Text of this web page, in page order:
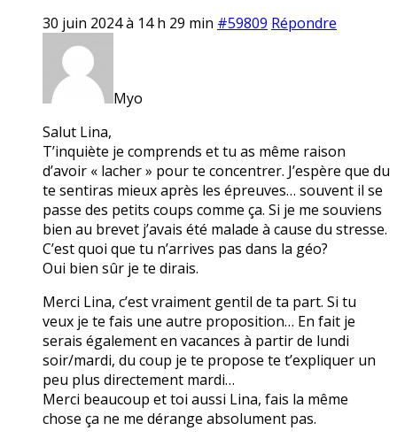
30 juin 2024 à 14 h 29 min #59809 Répondre
Myo
Salut Lina,
T’inquiète je comprends et tu as même raison
d’avoir « lacher » pour te concentrer. J’espère que du
te sentiras mieux après les épreuves… souvent il se
passe des petits coups comme ça. Si je me souviens
bien au brevet j’avais été malade à cause du stresse.
C’est quoi que tu n’arrives pas dans la géo?
Oui bien sûr je te dirais.
Merci Lina, c’est vraiment gentil de ta part. Si tu
veux je te fais une autre proposition… En fait je
serais également en vacances à partir de lundi
soir/mardi, du coup je te propose te t’expliquer un
peu plus directement mardi…
Merci beaucoup et toi aussi Lina, fais la même
chose ça ne me dérange absolument pas.